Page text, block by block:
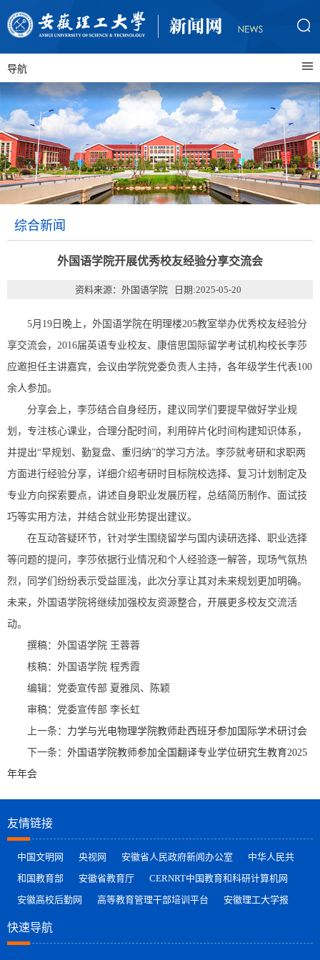
导航
综合新闻
外国语学院开展优秀校友经验分享交流会
资料来源：外国语学院 日期:2025-05-20
5月19日晚上，外国语学院在明理楼205教室举办优秀校友经验分
享交流会，2016届英语专业校友、康倍思国际留学考试机构校长李莎
应邀担任主讲嘉宾，会议由学院党委负责人主持，各年级学生代表100
余人参加。
分享会上，李莎结合自身经历，建议同学们要提早做好学业规
划，专注核心课业，合理分配时间，利用碎片化时间构建知识体系，
并提出“早规划、勤复盘、重归纳”的学习方法。 李莎就考研和求职两
方面进行经验分享，详细介绍考研时目标院校选择、复习计划制定及
专业方向探索要点，讲述自身职业发展历程，总结简历制作、面试技
巧等实用方法，并结合就业形势提出建议。
在互动答疑环节，针对学生围绕留学与国内读研选择、职业选择
等问题的提问，李莎依据行业情况和个人经验逐一解答，现场气氛热
烈，同学们纷纷表示受益匪浅，此次分享让其对未来规划更加明确。
未来，外国语学院将继续加强校友资源整合，开展更多校友交流活
动。
撰稿：外国语学院 王蓉蓉
核稿：外国语学院 程秀霞
编辑：党委宣传部 夏雅凤、陈颖
审稿：党委宣传部 李长虹
上一条： 力学与光电物理学院教师赴西班牙参加国际学术研讨会
下一条： 外国语学院教师参加全国翻译专业学位研究生教育2025
年年会
友情链接
中国文明网 央视网 安徽省人民政府新闻办公室
中华人民共
和国教育部
安徽省教育厅
CERNRT中国教育和科研计算机网
安徽高校后勤网
高等教育管理干部培训平台 安徽理工大学报
快速导航